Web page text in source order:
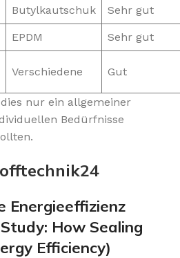
Butylkautschuk Sehr gut
EPDM Sehr gut
Verschiedene Gut
nur ein allgemeiner
Bedürfnisse
Energieeffizienz
How Sealing
Efficiency)